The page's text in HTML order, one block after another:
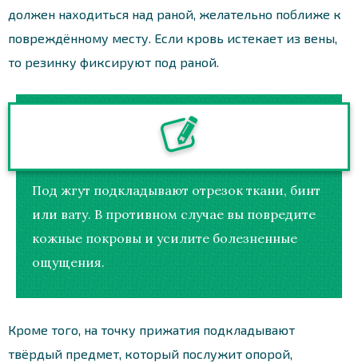
должен находиться над раной, желательно поближе к
повреждённому месту. Если кровь истекает из вены,
то резинку фиксируют под раной.
Под жгут подкладывают отрезок ткани, бинт
или вату. В противном случае вы повредите
кожные покровы и усилите болезненные
ощущения.
Кроме того, на точку прижатия подкладывают
твёрдый предмет, который послужит опорой,